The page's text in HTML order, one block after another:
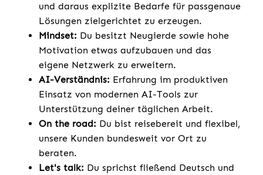
und daraus explizite Bedarfe für passgenaue
Lösungen zielgerichtet zu erzeugen.
Mindset: Du besitzt Neugierde sowie hohe
Motivation etwas aufzubauen und das
eigene Netzwerk zu erweitern.
AI-Verständnis: Erfahrung im produktiven
Einsatz von modernen AI-Tools zur
Unterstützung deiner täglichen Arbeit.
On the road: Du bist reisebereit und flexibel,
unsere Kunden bundesweit vor Ort zu
beraten.
Let's talk: Du sprichst fließend Deutsch und